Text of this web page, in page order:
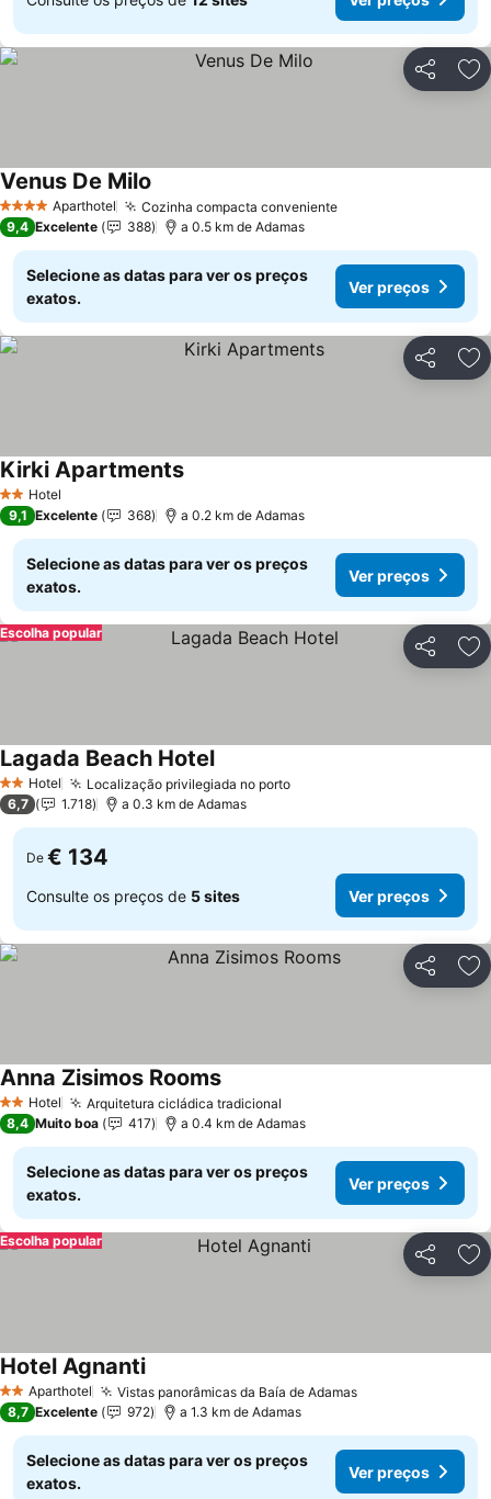
Partilhar
4 EstrelasAparthotel Cozinha compacta conveniente
Venus De Milo
9,4 Excelente 388 a 0.5 km de Adamas
Selecione as datas para ver os preços
exatos.
Ver preços
Partilhar
2 Estrelas
Hotel
Kirki Apartments
9,1 Excelente 368 a 0.2 km de Adamas
Selecione as datas para ver os preços
exatos.
Ver preços
Partilhar
Escolha popular
2 Estrelas
Hotel Localização privilegiada no porto
Lagada Beach Hotel
6,7 1.718 a 0.3 km de Adamas
De € 134
Consulte os preços de 5 sites Ver preços
Partilhar
2 Estrelas
Hotel Arquitetura cicládica tradicional
Anna Zisimos Rooms
8,4 Muito boa 417 a 0.4 km de Adamas
Selecione as datas para ver os preços
exatos.
Ver preços
Partilhar
Escolha popular
2 EstrelasAparthotel Vistas panorâmicas da Baía de Adamas
Hotel Agnanti
8,7 Excelente 972 a 1.3 km de Adamas
Selecione as datas para ver os preços
exatos.
Ver preços